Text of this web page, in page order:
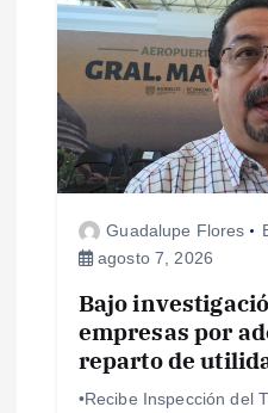
s
Guadalupe Flores
agosto 7, 2026
Bajo
empresas por
reparto de
•Recibe Inspección del